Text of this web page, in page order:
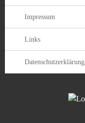
Impressum
Links
Datenschutzerklärung